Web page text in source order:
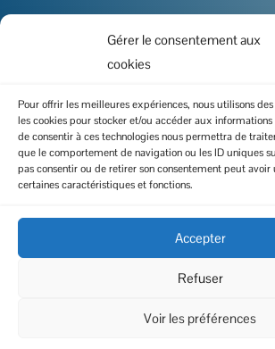
Gérer le consentement aux
cookies
Pour offrir les meilleures expériences, nous utilisons
les cookies pour stocker et/ou accéder aux
de consentir à ces technologies nous permettra de
que le comportement de navigation ou les ID uniques
pas consentir ou de retirer son consentement peut
certaines caractéristiques et fonctions.
Accepter
Refuser
Voir les préférences
05 46 91 86 00
I Politique de cookies
I Mentions légales
I Données personnelles